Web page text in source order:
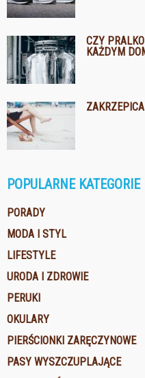
CZY
KAŻDYM
POPULARNE KATEGORIE
PORADY
MODA I STYL
LIFESTYLE
URODA I ZDROWIE
PERUKI
OKULARY
PIERŚCIONKI ZARĘCZYNOWE
PASY WYSZCZUPLAJĄCE